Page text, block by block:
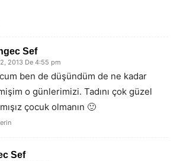
Sef
2013 De 4:55 pm
ben de düşündüm de ne kadar
o günlerimizi. Tadını çok güzel
çocuk olmanın 🙂
Sef